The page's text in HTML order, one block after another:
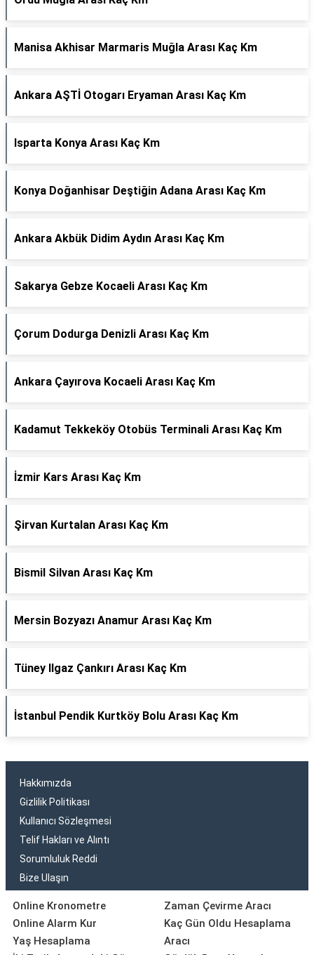
Manisa Akhisar Marmaris Muğla Arası Kaç Km
Ankara AŞTİ Otogarı Eryaman Arası Kaç Km
Isparta Konya Arası Kaç Km
Konya Doğanhisar Deştiğin Adana Arası Kaç Km
Ankara Akbük Didim Aydın Arası Kaç Km
Sakarya Gebze Kocaeli Arası Kaç Km
Çorum Dodurga Denizli Arası Kaç Km
Ankara Çayırova Kocaeli Arası Kaç Km
Kadamut Tekkeköy Otobüs Terminali Arası Kaç Km
İzmir Kars Arası Kaç Km
Şirvan Kurtalan Arası Kaç Km
Bismil Silvan Arası Kaç Km
Mersin Bozyazı Anamur Arası Kaç Km
Tüney Ilgaz Çankırı Arası Kaç Km
İstanbul Pendik Kurtköy Bolu Arası Kaç Km
Hakkımızda
Gizlilik Politikası
Kullanıcı Sözleşmesi
Telif Hakları ve Alıntı
Sorumluluk Reddi
Bize Ulaşın
Online Kronometre
Online Alarm Kur
Yaş Hesaplama
Zaman Çevirme Aracı
Kaç Gün Oldu Hesaplama
Aracı